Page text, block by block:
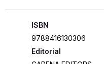
ISBN
9788416130306
Editorial